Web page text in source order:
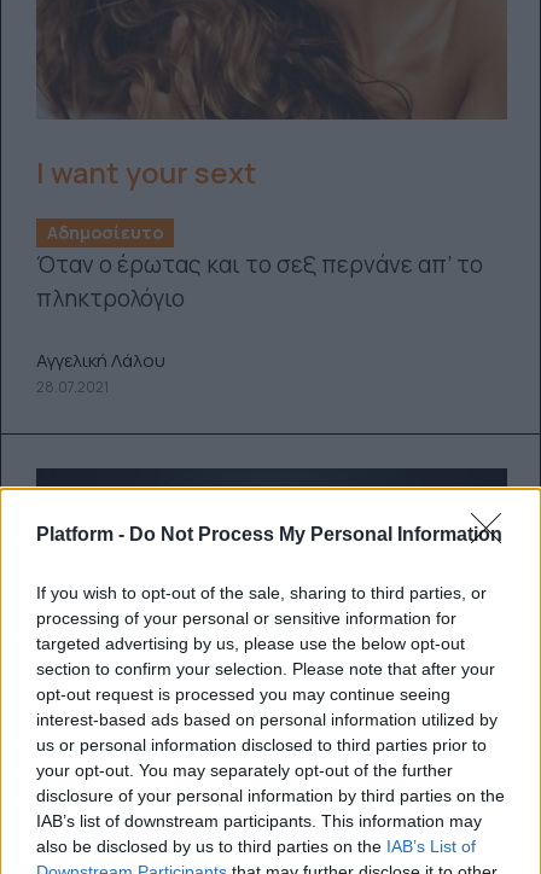
Platform - Do Not Process My Personal Information
If you wish to opt-out of the sale, sharing to third parties, or
processing of your personal or sensitive information for
targeted advertising by us, please use the below opt-out
section to confirm your selection. Please note that after your
opt-out request is processed you may continue seeing
interest-based ads based on personal information utilized by
us or personal information disclosed to third parties prior to
your opt-out. You may separately opt-out of the further
disclosure of your personal information by third parties on the
IAB’s list of downstream participants. This information may
also be disclosed by us to third parties on the IAB’s List of
I want your sext
Αδημοσίευτο
Όταν ο έρωτας και το σεξ περνάνε απ’ το
πληκτρολόγιο
Αγγελική Λάλου
28.07.2021
Τι φέρνει το φεγγάρι του ελαφιού